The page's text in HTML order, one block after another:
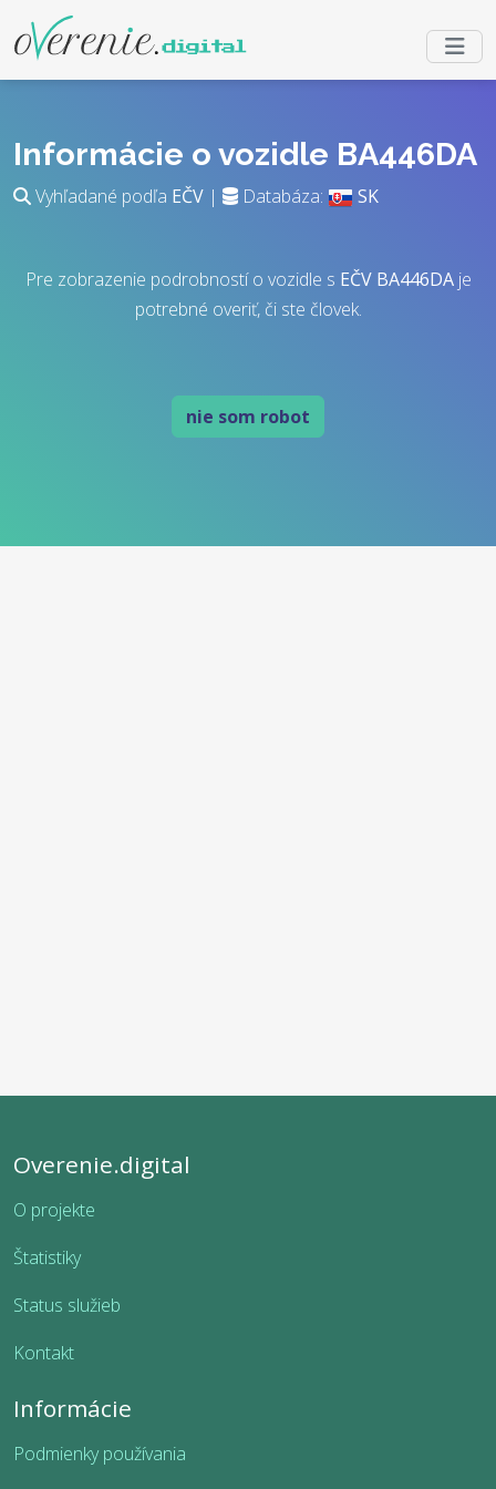
Informácie o vozidle BA446DA
Vyhľadané podľa EČV | Databáza: SK
Pre zobrazenie podrobností o vozidle s EČV BA446DAje
potrebné overiť, či ste človek.
nie som robot
Overenie.digital
O projekte
Štatistiky
Status služieb
Kontakt
Informácie
Podmienky používania